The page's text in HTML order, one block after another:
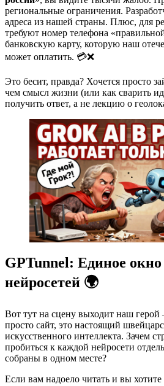
региональные ограничения.
адреса из нашей страны. Плюс, для
требуют номер телефона
банковскую карту, которую наш
может оплатить. 💳❌
Это бесит, правда? Хочется просто
чем смысл жизни (или как сварить
получить ответ, а не лекцию о
GPTunnel: Единое
нейросетей 🌍
Вот тут на сцену выходит наш
просто сайт, это настоящий
искусственного интеллекта. Зачем
пробиться к каждой нейросети
собраны в одном месте?
Если вам надоело читать и вы